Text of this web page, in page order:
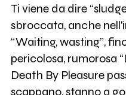
Ti viene da dire
sbroccata, anche
“Waiting, wasting”,
pericolosa, rumorosa
Death By Pleasure
scappano, stanno a